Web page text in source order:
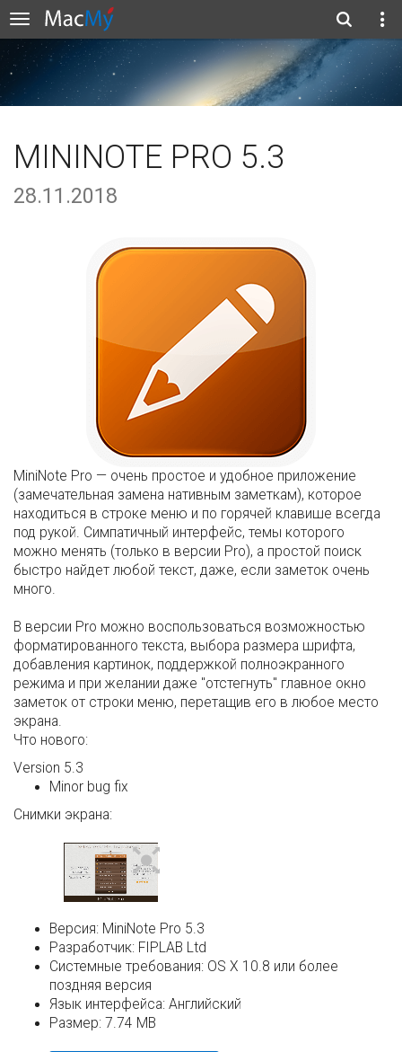
MININOTE PRO 5.3
28.11.2018
MiniNote Pro — очень простое и удобное приложение
(замечательная замена нативным заметкам), которое
находиться в строке меню и по горячей клавише всегда
под рукой. Симпатичный интерфейс, темы которого
можно менять (только в версии Pro), а простой поиск
быстро найдет любой текст, даже, если заметок очень
много.
В версии Pro можно воспользоваться возможностью
форматированного текста, выбора размера шрифта,
добавления картинок, поддержкой полноэкранного
режима и при желании даже "отстегнуть" главное окно
заметок от строки меню, перетащив его в любое место
экрана.
Что нового:
Version 5.3
Minor bug fix
Снимки экрана:
Версия: MiniNote Pro 5.3
Разработчик: FIPLAB Ltd
Системные требования: OS X 10.8 или более
поздняя версия
Язык интерфейса: Английский
Размер: 7.74 MB